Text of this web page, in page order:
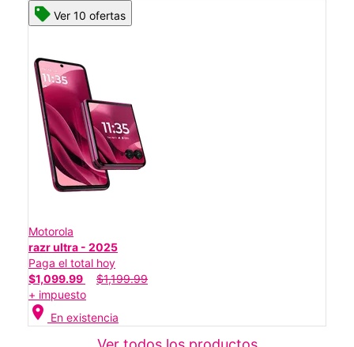
Ver 10 ofertas
Motorola
razr ultra - 2025
Paga el total hoy
$1,099.99
$1,199.99
+ impuesto
location_on En existencia